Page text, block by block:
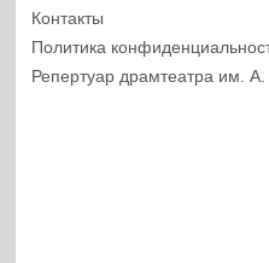
Контакты
Политика
Репертуар драмтеатра им. А.